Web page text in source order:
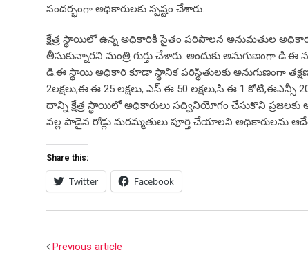
సందర్భంగా అధికారులకు స్పష్టం చేశారు.
క్షేత్ర స్థాయిలో ఉన్న అధికారికి సైతం పరిపాలన అనుమతుల
తీసుకున్నారని మంత్రి గుర్తు చేశారు. అందుకు అనుగుణంగా
డి.ఈ స్థాయి అధికారి కూడా స్థానిక పరిస్థితులకు అనుగుణంగా
2లక్షలు,ఈ.ఈ 25 లక్షలు, ఎస్.ఈ 50 లక్షలు,సి.ఈ 1
దాన్ని క్షేత్ర స్థాయిలో అధికారులు సద్వినియోగం చేసుకొని
వల్ల పాడైన రోడ్లు మరమ్మతులు పూర్తి చేయాలని అధికారులను
Share this:
Twitter Facebook
Previous article